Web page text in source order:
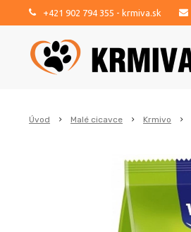
+421 902 794 355 - krmiva.sk
Úvod Malé cicavce Krmivo